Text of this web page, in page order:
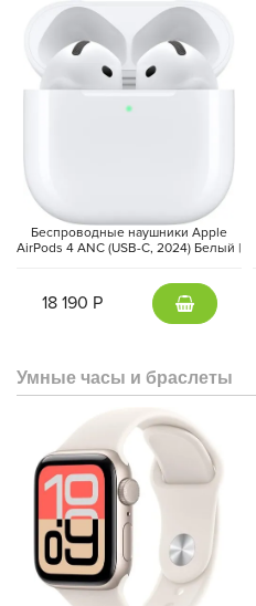
Беспроводные наушники Apple
AirPods 4 ANC (USB-C, 2024) Белый |
18 190 Р
Умные часы и браслеты